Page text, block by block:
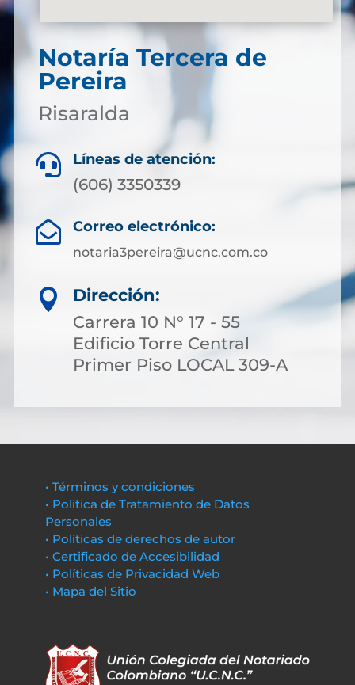
Notaría Tercera de
Pereira
Risaralda
 Líneas de atención:
(606) 3350339
 Correo electrónico:
notaria3pereira@ucnc.com.co

Dirección:
Carrera 10 N° 17 - 55
Edificio Torre Central
Primer Piso LOCAL 309-A
• Términos y condiciones
• Política de Tratamiento de Datos
Personales
• Políticas de derechos de autor
• Certificado de Accesibilidad
• Políticas de Privacidad Web
• Mapa del Sitio